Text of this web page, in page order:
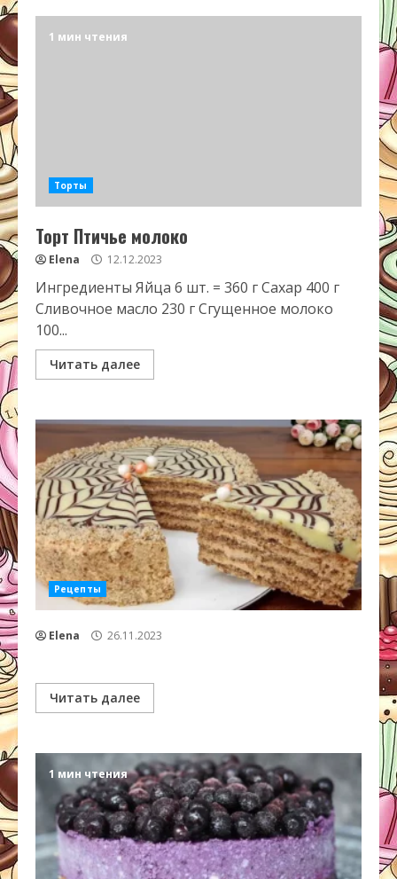
1 мин чтения
Торты
Торт Птичье молоко
Elena 12.12.2023
Ингредиенты Яйца 6 шт. = 360 г Сахар 400 г
Сливочное масло 230 г Сгущенное молоко
100...
Читать далее
Рецепты
Elena 26.11.2023
Читать далее
1 мин чтения